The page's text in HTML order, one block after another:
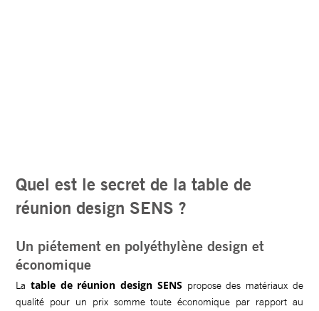
Quel est le secret de la table de
réunion design SENS ?
Un piétement en polyéthylène design et
économique
Latable de réunion design SENSpropose des matériaux de
qualité pour un prix somme toute économique par rapport au